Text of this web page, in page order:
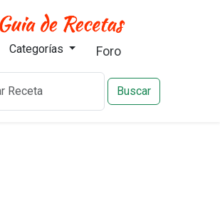
Categorías Foro
Buscar